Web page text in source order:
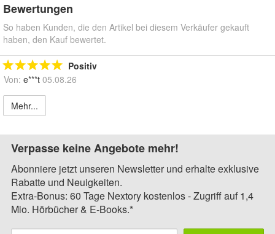
Bewertungen
So haben Kunden, die den Artikel bei diesem Verkäufer gekauft
haben, den Kauf bewertet.
Positiv
Von: e***t 05.08.26
Mehr...
Verpasse keine Angebote mehr!
Abonniere jetzt unseren Newsletter und erhalte exklusive
Rabatte und Neuigkeiten.
Extra-Bonus: 60 Tage Nextory kostenlos - Zugriff auf 1,4
Mio. Hörbücher & E-Books.*